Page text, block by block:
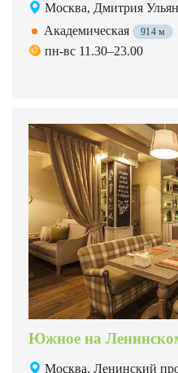
Москва, Дмитрия
Академическая
914 м
пн-вс 11.30–23.00
Южное на
Москва, Ленинский